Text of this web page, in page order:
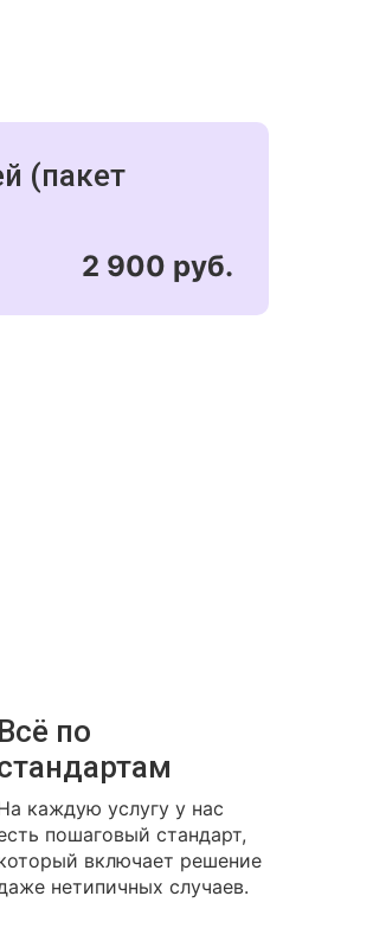
(пакет
2 900 руб.
Всё по
каждую услугу у нас
пошаговый стандарт,
включает решение
нетипичных случаев.